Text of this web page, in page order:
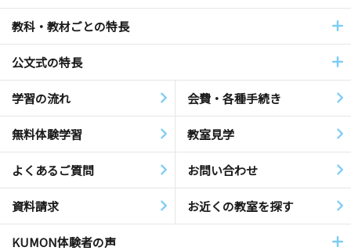
教科・教材ごとの特長
公文式の特長
学習の流れ 会費・各種手続き
無料体験学習 教室見学
よくあるご質問 お問い合わせ
資料請求 お近くの教室を探す
KUMON体験者の声